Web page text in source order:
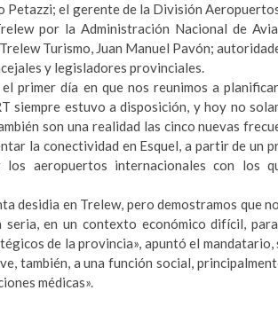
Petazzi; el gerente de la División
por la Administración Nacional de
Turismo, Juan Manuel Pavón;
y legisladores provinciales.
primer día en que nos reunimos a
siempre estuvo a disposición, y hoy no
son una realidad las cinco nuevas
la conectividad en Esquel, a partir de un
aeropuertos internacionales con los
desidia en Trelew, pero demostramos que
en un contexto económico difícil,
de la provincia», apuntó el mandatario,
también, a una función social,
médicas».